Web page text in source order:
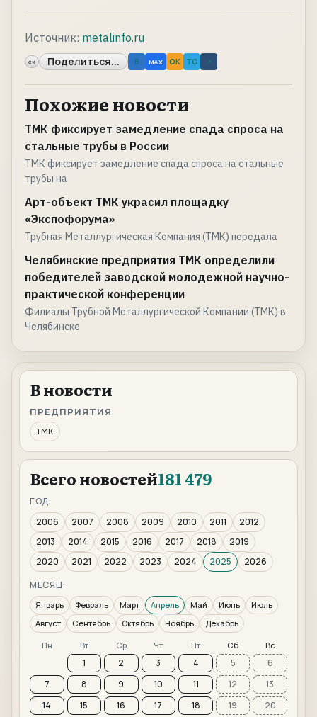
Источник: metalinfo.ru
«» Поделиться... B MAX OK TG ↗
Похожие новости
ТМК фиксирует замедление спада спроса на
стальные трубы в России
ТМК фиксирует замедление спада спроса на стальные
трубы на
Арт-объект ТМК украсил площадку
«Экспофорума»
Трубная Металлургическая Компания (ТМК) передала
Челябинские предприятия ТМК определили
победителей заводской молодежной научно-
практической конференции
Филиалы Трубной Металлургической Компании (ТМК) в
Челябинске
В новости
ПРЕДПРИЯТИЯ
ТМК
Всего новостей181 479
ГОД:
2006
2007 2008 2009 2010 2011
2012
2013
2014 2015 2016 2017 2018
2019
2020
2021 2022 2023 2024 2025
2026
МЕСЯЦ:
Январь Февраль Март Апрель Май Июнь
Июль
Август
Сентябрь Октябрь Ноябрь Декабрь
Пн Вт Ср Чт Пт Сб Вс
1 2 3 4 5
6
7
8 9 10 11 12
13
14
15 16 17 18 19
20